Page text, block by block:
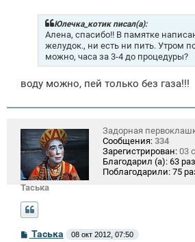
Юлечка_котик писал(а):
Алена, спасибо!! В памятке
желудок., ни есть ни пить. Утром
можно, часа за 3-4 до процедуры?
воду можно, пей только без газа!!!
Таська
Задорная
Сообщения: 334
Зарегистрирован: 03
Благодарил (а): 63
Поблагодарили: 75
СТаська 08 окт 2012, 07:50